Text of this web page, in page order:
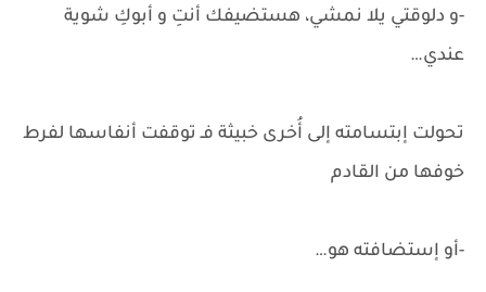
-و دلوقتي يلا نمشي، هستضيفك أنتِ و أبوكِ شوية
عندي…
تحولت إبتسامته إلى أُخرى خبيثة فـ توقفت أنفاسها لفرط
خوفها من القادم
-أو إستضافته هو…